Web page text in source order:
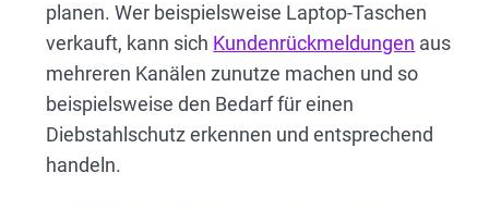
planen. Wer beispielsweise Laptop-Taschen
verkauft, kann sich Kundenrückmeldungen aus
mehreren Kanälen zunutze machen und so
beispielsweise den Bedarf für einen
Diebstahlschutz erkennen und entsprechend
handeln.